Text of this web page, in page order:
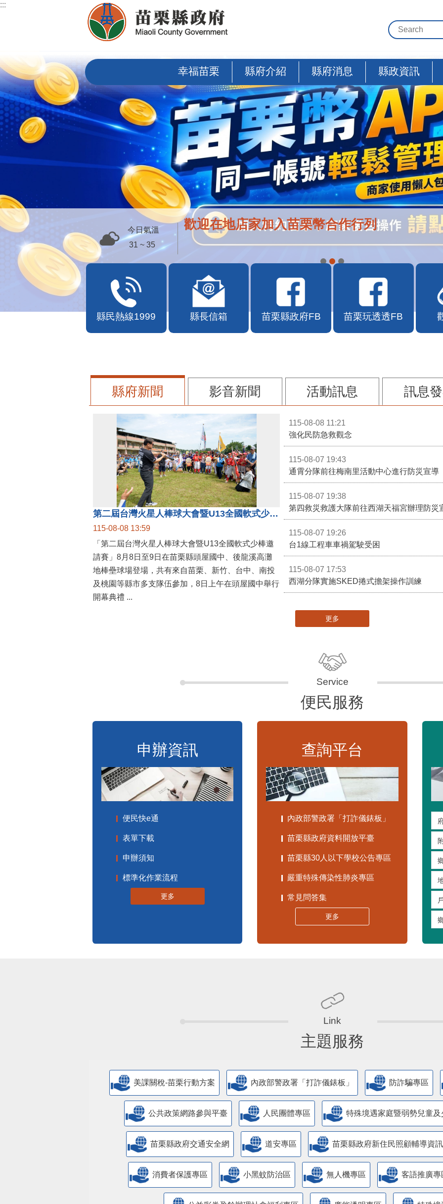
跳到主要內容區塊
:::
幸福苗栗 縣府介紹 縣府消息 縣政資訊
歡迎在地店家加入苗栗幣合作行列
今日氣溫
31 ~ 35
縣民熱線1999 縣長信箱 苗栗縣政府FB 苗栗玩透透FB
縣府新聞 影音新聞 活動訊息 訊息
第二屆台灣火星人棒球大會暨U13全國軟式少棒邀請賽在苗栗舉辦
115-08-08 13:59
「第二屆台灣火星人棒球大會暨U13全國軟式少棒邀
請賽」8月8日至9日在苗栗縣頭屋國中、後龍溪高灘
地棒壘球場登場，共有來自苗栗、新竹、台中、南投
及桃園等縣市多支隊伍參加，8日上午在頭屋國中舉行
開幕典禮 ...
115-08-08 11:21
強化民防急救觀念
115-08-07 19:43
通霄分隊前往梅南里活動中心進行防災宣導
115-08-07 19:38
第四救災救護大隊前往西湖天福宮辦理防災
115-08-07 19:26
台1線工程車車禍駕駛受困
115-08-07 17:53
西湖分隊實施SKED捲式擔架操作訓練
更多
便民服務
申辦資訊
便民快e通
表單下載
申辦須知
標準化作業流程
更多
查詢平台
內政部警政署「打詐儀錶板」
苗栗縣政府資料開放平臺
苗栗縣30人以下學校公告專區
嚴重特殊傳染性肺炎專區
常見問答集
更多
主題服務
美課關稅-苗栗行動方案 內政部警政署「打詐儀錶板」 防詐騙專區
公共政策網路參與平臺 人民團體專區 特殊境遇家庭暨弱勢兒童
苗栗縣政府交通安全網 道安專區 苗栗縣政府新住民照顧輔導資
消費者保護專區 小黑蚊防治區 無人機專區 客語推廣專